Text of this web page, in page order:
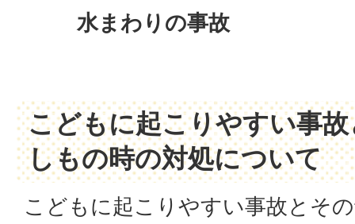
水まわりの事故
こどもに起こりやすい事
しもの時の対処について
こどもに起こりやすい事故とそ